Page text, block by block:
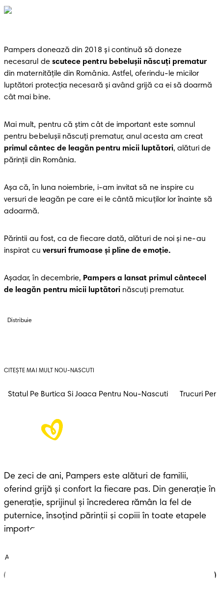
Pampers donează din 2018 și continuă să doneze
necesarul de scutece pentru bebelușii născuți prematur
din maternitățile din România. Astfel, oferindu-le micilor
luptători protecția necesară și având grijă ca ei să doarmă
cât mai bine.
Mai mult, pentru că știm cât de important este somnul
primul cântec de leagăn pentru micii luptători, alături de
părinții din România.
Așa că, în luna noiembrie, i-am invitat să ne inspire cu
versuri de leagăn pe care ei le cântă micuților lor înainte să
adoarmă.
Părintii au fost, ca de fiecare dată, alături de noi și ne-au
inspirat cu versuri frumoase și pline de emoție.
Așadar, în decembrie, Pampers a lansat primul cântecel
de leagăn pentru micii luptători născuți prematur.
Distribuie
CITEȘTE MAI MULT NOU-NASCUTI
Statul Pe Burtica Si Joaca Pentru Nou-Nascuti Trucuri
De zeci de ani, Pampers este alături de familii,
oferind grijă și confort la fiecare pas. Din generație în
generație, sprijinul și încrederea rămân la fel de
puternice, însoțind părinții și copiii în toate etapele
importante ale vieții.